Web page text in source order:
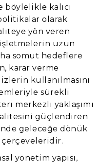
kalıcı
olarak
yön veren
uzun
somut hedeflere
karar verme
kullanılmasını
sürekli
merkezli yaklaşımı
güçlendiren
geleceğe dönük
çerçeveleridir.
yönetim yapısı,